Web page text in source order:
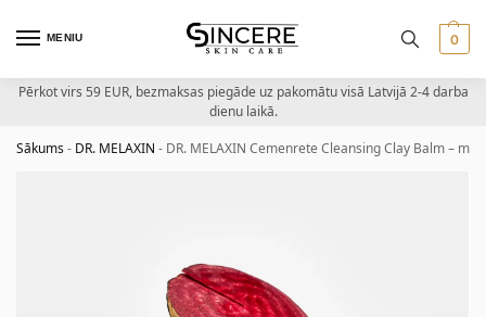
MENIU 0
Pērkot virs 59 EUR, bezmaksas piegāde uz pakomātu visā Latvijā 2-4 darba
dienu laikā.
Sākums- DR. MELAXIN - DR. MELAXIN Cemenrete Cleansing Clay Balm –